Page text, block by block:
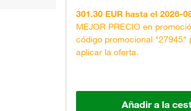
301.30 EUR hasta el 2026-
MEJOR PRECIO en
código promocional "27945"
aplicar la oferta.
Añadir a la